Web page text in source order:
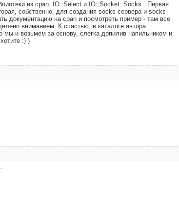
из cpan: IO::Select и IO::Socket::Socks . Первая
собственно, для создания socks-сервера и socks-
документацию на cpan и посмотреть пример - там все
вниманием. К счастью, в каталоге автора
и возьмем за основу, слегка допилив напильником и
:) )